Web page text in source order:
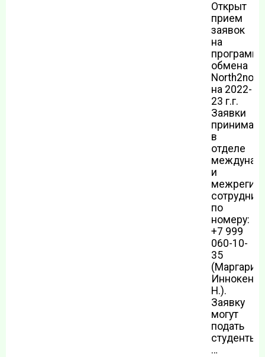
Открыт
прием
заявок
на
программу
обмена
на 2022-
23 г.г.
Заявки
в
отделе
и
по
номеру:
+7 999
060-10-
35
Н.).
Заявку
могут
подать
студенты,
…